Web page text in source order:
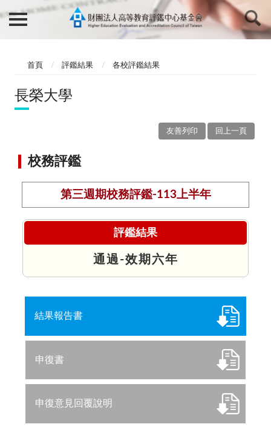
首頁 評鑑結果 各校評鑑結果
長榮大學
回上一頁
友善列印
校務評鑑
第三週期校務評鑑-113上半年
評鑑結果
通過-效期六年
結果報告書
申復書
申復意見回覆說明